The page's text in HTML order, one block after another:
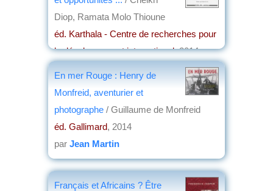
Diop, Ramata Molo Thioune
éd. Karthala - Centre de recherches pour
le développement international, 2014
En mer Rouge : Henry de
Monfreid, aventurier et
photographe / Guillaume de Monfreid
éd. Gallimard, 2014
par Jean Martin
Français et Africains ? Être